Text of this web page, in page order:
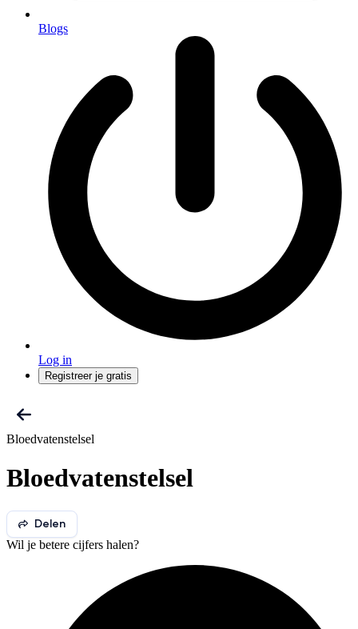
Blogs
Log in
Registreer je gratis
Bloedvatenstelsel
Bloedvatenstelsel
Delen
Wil je betere cijfers halen?